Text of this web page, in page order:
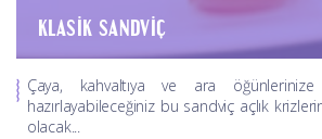
KLASIK SANDVIÇ
Çaya, kahvaltıya ve ara
hazırlayabileceğiniz bu sandviç açlık
olacak...